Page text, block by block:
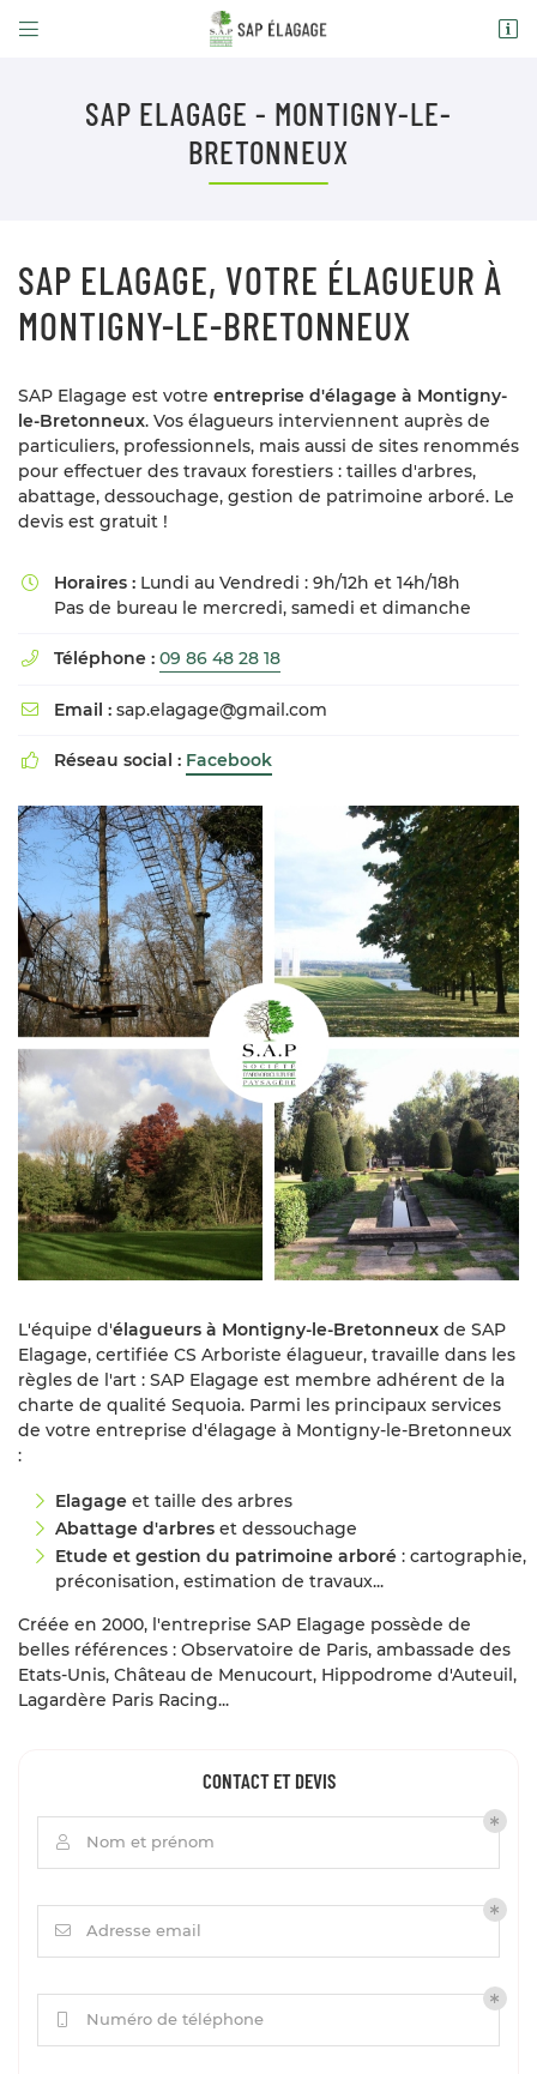
 
Domaine des brulins
09 86 48 28 18
En cochant cette case, vous consentez à recevoir nos propositions
commerciales à l'adresse email indiqué ci-dessus. Vous pouvez vous
désinscrire à tout moment en utilisantle formulaire de désinscription.
INSCRIPTION
PENSEZ À RÉSERVER VOTRE TABLE !
SAP ELAGAGE - MONTIGNY-LE-
BRETONNEUX
SAP ELAGAGE, VOTRE ÉLAGUEUR À
MONTIGNY-LE-BRETONNEUX
SAP Elagage est votre entreprise d'élagage à Montigny-
le-Bretonneux. Vos élagueurs interviennent auprès de
particuliers, professionnels, mais aussi de sites renommés
pour effectuer des travaux forestiers : tailles d'arbres,
abattage, dessouchage, gestion de patrimoine arboré. Le
devis est gratuit !
 Horaires : Lundi au Vendredi : 9h/12h et 14h/18h
Pas de bureau le mercredi, samedi et dimanche
 Téléphone : 09 86 48 28 18
 Email : sap.elagage@gmail.com
 Réseau social : Facebook
L'équipe d'élagueurs à Montigny-le-Bretonneux de SAP
Elagage, certifiée CS Arboriste élagueur, travaille dans les
règles de l'art : SAP Elagage est membre adhérent de la
charte de qualité Sequoia. Parmi les principaux services
de votre entreprise d'élagage à Montigny-le-Bretonneux
:
Elagage et taille des arbres
Abattage d'arbres et dessouchage
Etude et gestion du patrimoine arboré : cartographie,
préconisation, estimation de travaux...
Créée en 2000, l'entreprise SAP Elagage possède de
belles références : Observatoire de Paris, ambassade des
Etats-Unis, Château de Menucourt, Hippodrome d'Auteuil,
Lagardère Paris Racing...
CONTACT ET DEVIS
 Nom et prénom
 Adresse email
Numéro de téléphone